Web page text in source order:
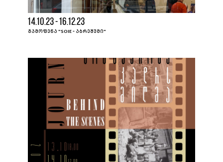
14.10.23 - 16.12.23
ᲒᲐᲛᲝᲤᲔᲜᲐ "SOIE - ᲐᲑᲠᲔᲨᲣᲛᲘ"